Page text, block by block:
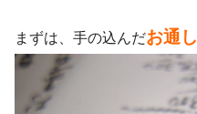
まずは、手の込んだお通し